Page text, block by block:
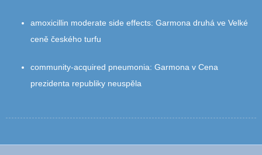
amoxicillin moderate side effects: Garmona druhá ve Velké
ceně českého turfu
community‑acquired pneumonia: Garmona v Cena
prezidenta republiky neuspěla